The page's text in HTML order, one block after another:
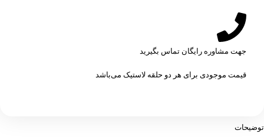
جهت مشاوره رایگان تماس بگیرید
قیمت موجودی برای هر دو حلقه لاستیک می‌باشد
توضیحات